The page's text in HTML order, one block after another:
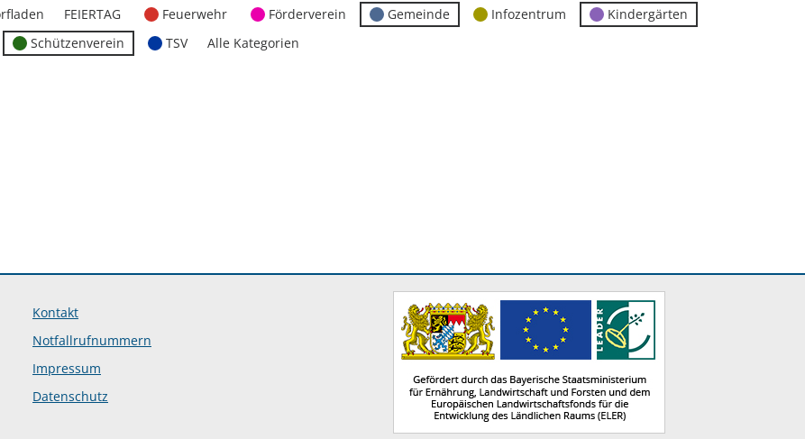
FEIERTAG Feuerwehr Förderverein Gemeinde Infozentrum
Kindergärten
Schützenverein TSV
Alle Kategorien
Kontakt
Notfallrufnummern
Impressum
Datenschutz